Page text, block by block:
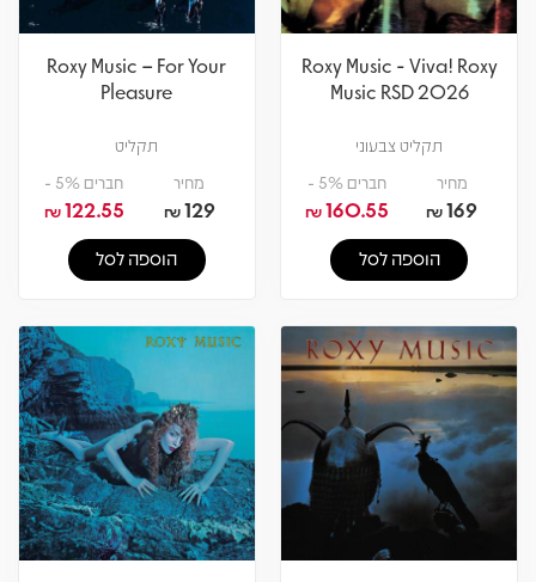
Roxy Music - Viva! Roxy
Music RSD 2026
תקליט צבעוני
מחיר
169
₪
חברים 5% -
160.55
₪
הוספה לסל
Roxy Music – For Your
Pleasure
תקליט
מחיר
129
₪
חברים 5% -
122.55
₪
הוספה לסל